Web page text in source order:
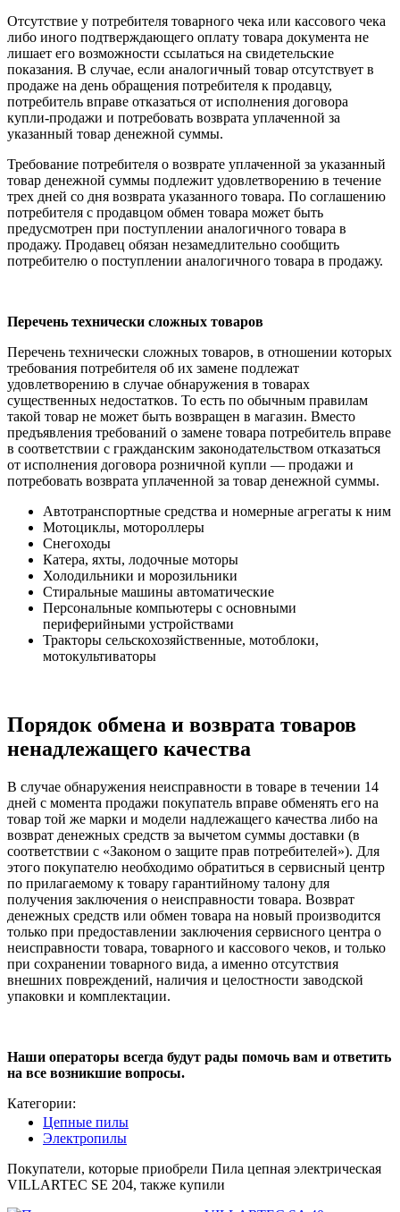
Отсутствие у потребителя товарного чека или кассового чека
либо иного подтверждающего оплату товара документа не
лишает его возможности ссылаться на свидетельские
показания. В случае, если аналогичный товар отсутствует в
продаже на день обращения потребителя к продавцу,
потребитель вправе отказаться от исполнения договора
купли-продажи и потребовать возврата уплаченной за
указанный товар денежной суммы.
Требование потребителя о возврате уплаченной за указанный
товар денежной суммы подлежит удовлетворению в течение
трех дней со дня возврата указанного товара. По соглашению
потребителя с продавцом обмен товара может быть
предусмотрен при поступлении аналогичного товара в
продажу. Продавец обязан незамедлительно сообщить
потребителю о поступлении аналогичного товара в продажу.
Перечень технически сложных товаров
Перечень технически сложных товаров, в отношении которых
требования потребителя об их замене подлежат
удовлетворению в случае обнаружения в товарах
существенных недостатков. То есть по обычным правилам
такой товар не может быть возвращен в магазин. Вместо
предъявления требований о замене товара потребитель вправе
в соответствии с гражданским законодательством отказаться
от исполнения договора розничной купли — продажи и
потребовать возврата уплаченной за товар денежной суммы.
Автотранспортные средства и номерные агрегаты к ним
Мотоциклы, мотороллеры
Снегоходы
Катера, яхты, лодочные моторы
Холодильники и морозильники
Стиральные машины автоматические
Персональные компьютеры с основными
периферийными устройствами
Тракторы сельскохозяйственные, мотоблоки,
мотокультиваторы
Порядок обмена и возврата товаров
ненадлежащего качества
В случае обнаружения неисправности в товаре в течении 14
дней с момента продажи покупатель вправе обменять его на
товар той же марки и модели надлежащего качества либо на
возврат денежных средств за вычетом суммы доставки (в
соответствии с «Законом о защите прав потребителей»). Для
этого покупателю необходимо обратиться в сервисный центр
по прилагаемому к товару гарантийному талону для
получения заключения о неисправности товара. Возврат
денежных средств или обмен товара на новый производится
только при предоставлении заключения сервисного центра о
неисправности товара, товарного и кассового чеков, и только
при сохранении товарного вида, а именно отсутствия
внешних повреждений, наличия и целостности заводской
упаковки и комплектации.
Наши операторы всегда будут рады помочь вам и ответить
на все возникшие вопросы.
Категории:
Цепные пилы
Электропилы
Покупатели, которые приобрели Пила цепная электрическая
VILLARTEC SE 204, также купили